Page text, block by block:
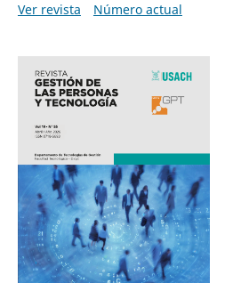
Ver revista
Número actual